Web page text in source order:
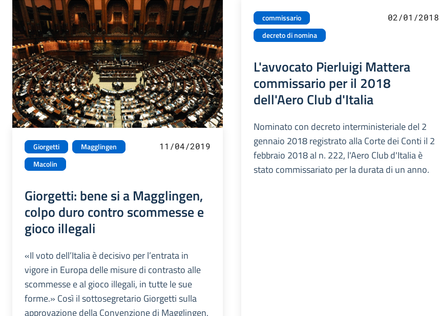
Giorgetti
Magglingen
Macolin
11/04/2019
Giorgetti: bene si a Magglingen,
colpo duro contro scommesse e
gioco illegali
«Il voto dell’Italia è decisivo per l’entrata in
vigore in Europa delle misure di contrasto alle
scommesse e al gioco illegali, in tutte le sue
forme.» Così il sottosegretario Giorgetti sulla
approvazione della Convenzione di Magglingen,
commissario
decreto di nomina
02/01/2018
L'avvocato Pierluigi Mattera
commissario per il 2018
dell'Aero Club d'Italia
Nominato con decreto interministeriale del 2
gennaio 2018 registrato alla Corte dei Conti il 2
febbraio 2018 al n. 222, l'Aero Club d'Italia è
stato commissariato per la durata di un anno.